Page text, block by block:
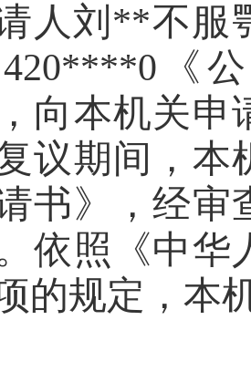
人 刘**不服
420****0《
向本机关申
议期间 ， 本
书》
，经审
依照
《中
的规定， 本